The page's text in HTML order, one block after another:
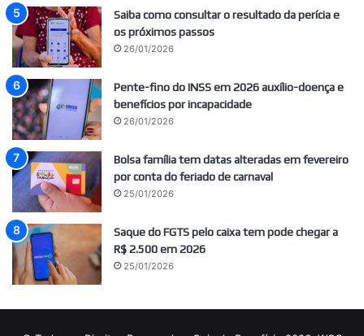
Saiba como consultar o resultado da perícia e
os próximos passos
26/01/2026
Pente-fino do INSS em 2026 auxílio-doença e
benefícios por incapacidade
26/01/2026
Bolsa família tem datas alteradas em fevereiro
por conta do feriado de carnaval
25/01/2026
Saque do FGTS pelo caixa tem pode chegar a
R$ 2.500 em 2026
25/01/2026